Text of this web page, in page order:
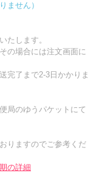
ません）
たします。
の場合には注文画面に
完了まで2-3日かかりま
局のゆうパケットにて
りますのでご参考くだ
の詳細